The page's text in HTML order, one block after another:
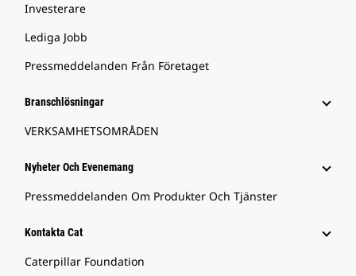
Investerare
Lediga Jobb
Pressmeddelanden Från Företaget
Branschlösningar
VERKSAMHETSOMRÅDEN
Nyheter Och Evenemang
Pressmeddelanden Om Produkter Och Tjänster
Kontakta Cat
Caterpillar Foundation